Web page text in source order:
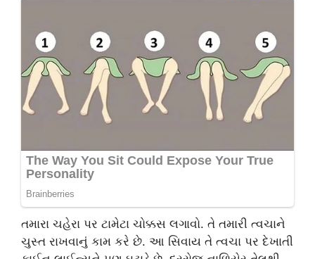
તમારા ચહેરા પર ટામેટા ચોક્કસ લગાવો. તે તમારી ત્વચાને
ચુસ્ત રાખવાનું કામ કરે છે. આ સિવાય તે ત્વચા પર દેખાતી